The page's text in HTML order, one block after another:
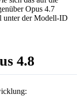
Opus 4.7
unter der Modell-ID
4.8